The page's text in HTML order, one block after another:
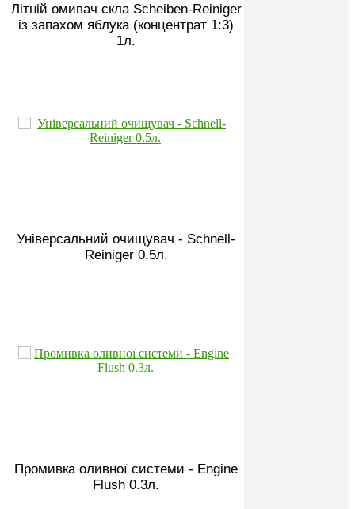
Літній омивач скла Scheiben-Reiniger
із запахом яблука (концентрат 1:3)
1л.
Універсальний очищувач - Schnell-
Reiniger 0.5л.
Промивка оливної системи - Engine
Flush 0.3л.